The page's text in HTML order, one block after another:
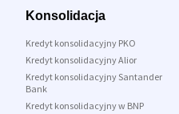
Konsolidacja
Kredyt konsolidacyjny PKO
Kredyt konsolidacyjny Alior
Kredyt konsolidacyjny Santander
Bank
Kredyt konsolidacyjny w BNP